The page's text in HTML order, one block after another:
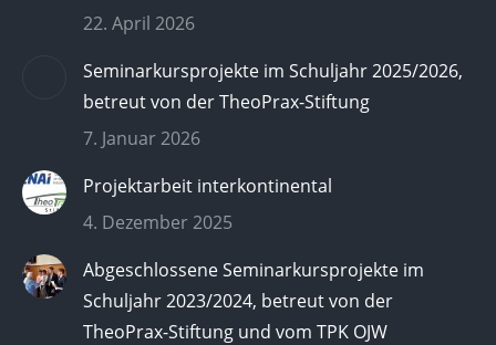
22. April 2026
Seminarkursprojekte im Schuljahr 2025/2026,
betreut von der TheoPrax-Stiftung
7. Januar 2026
Projektarbeit interkontinental
4. Dezember 2025
Abgeschlossene Seminarkursprojekte im
Schuljahr 2023/2024, betreut von der
TheoPrax-Stiftung und vom TPK OJW